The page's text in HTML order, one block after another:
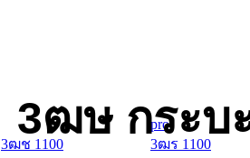
3ฒษ กระบ
3ฒช 1100
pro
3ฒร 1100